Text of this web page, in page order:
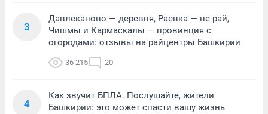
3
Давлеканово — деревня, Раевка — не рай,
Чишмы и Кармаскалы — провинция с
огородами: отзывы на райцентры Башкирии
36 215 20
4
Как звучит БПЛА. Послушайте, жители
Башкирии: это может спасти вашу жизнь